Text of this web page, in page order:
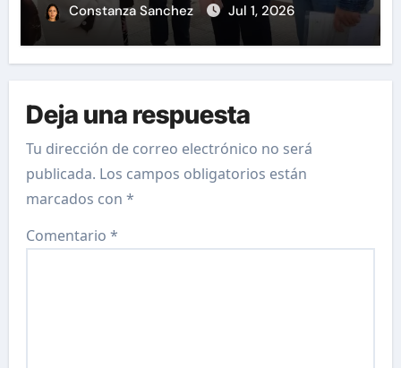
Constanza Sanchez Jul 1, 2026
Deja una respuesta
Tu dirección de correo electrónico no será
publicada. Los campos obligatorios están
marcados con*
Comentario*